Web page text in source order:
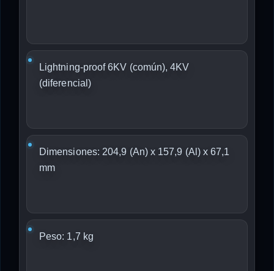
Lightning-proof 6KV (común), 4KV
(diferencial)
Dimensiones: 204,9 (An) x 157,9 (Al) x 67,1
mm
Peso: 1,7 kg